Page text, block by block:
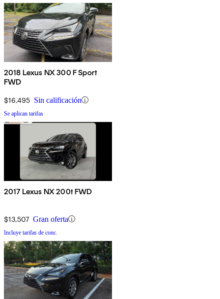
2018 Lexus NX 300 F Sport
FWD
$16,495 Sin calificación
Se aplican tarifas
2017 Lexus NX 200t FWD
$13,507 Gran oferta
Incluye tarifas de conc.